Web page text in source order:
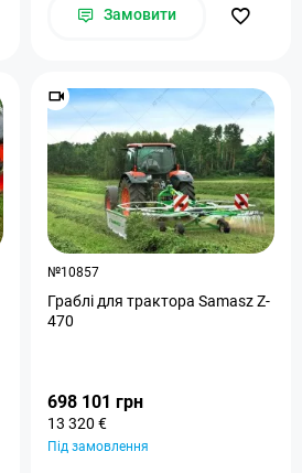
Замовити
№10857
Граблі для трактора Samasz Z-
470
698 101 грн
13 320 €
Під замовлення